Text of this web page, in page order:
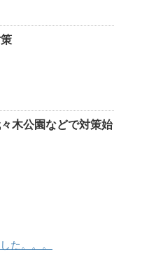
木公園などで対策始
た。。。